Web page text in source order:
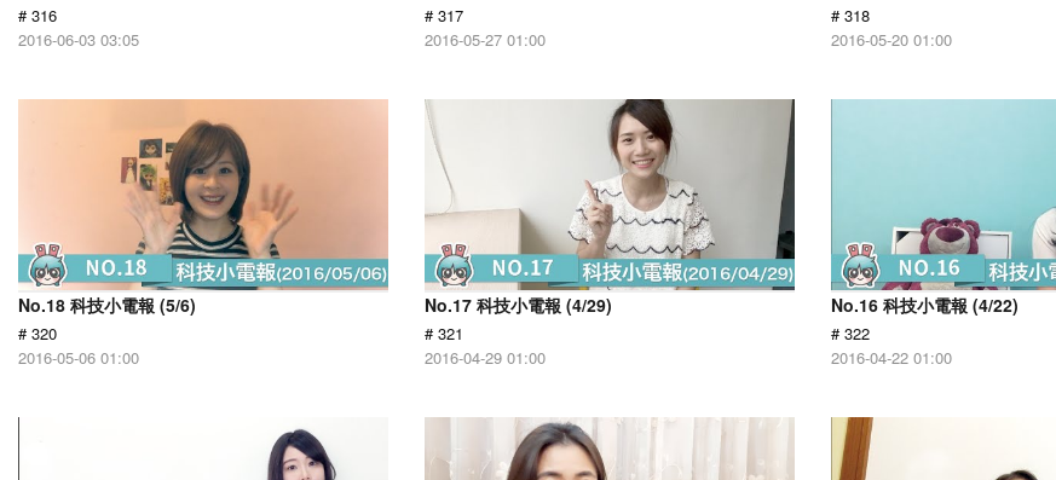
# 316
2016-06-03 03:05
# 317
2016-05-27 01:00
# 318
2016-05-20 01:00
No.18 科技小電報 (5/6)
# 320
2016-05-06 01:00
No.17 科技小電報 (4/29)
# 321
2016-04-29 01:00
No.16 科技小電報 (4/22)
# 322
2016-04-22 01:00